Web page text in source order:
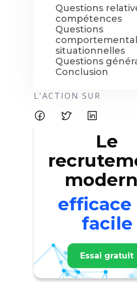
Questions
compétences
Questions
situationnelles
Questions
Conclusion
L'ACTION SUR
Le
efficace
facile
Essai gratuit